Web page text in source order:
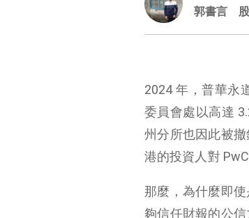
郭書言
2024 年，普華永
委員會處以高達
州分所也因此被
港的投資人對
那麼，為什麼即
夠信任財報的公